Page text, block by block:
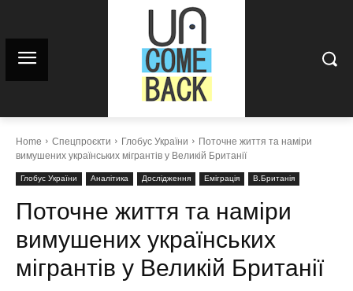
Home Спецпроєкти Глобус України
Поточне життя та наміри
вимушених українських мігрантів у Великій Британії
Глобус України Аналітика Дослідження Еміграція В.Британія
Поточне життя та наміри
вимушених українських
мігрантів у Великій Британії